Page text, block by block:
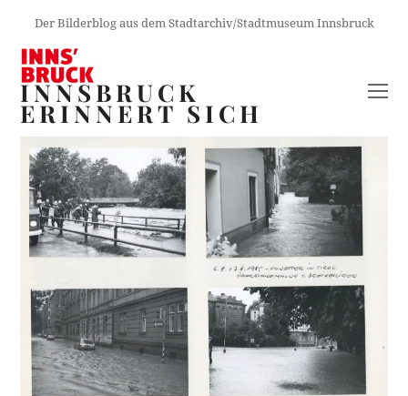
Der Bilderblog aus dem Stadtarchiv/Stadtmuseum Innsbruck
INNSBRUCK
ERINNERT SICH